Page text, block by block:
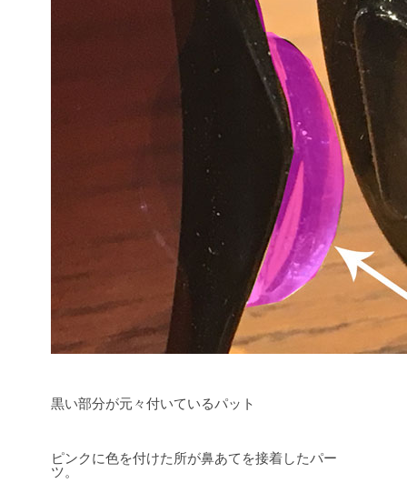
黒い部分が元々付いているパット
ピンクに色を付けた所が鼻あてを接着したパー
ツ。